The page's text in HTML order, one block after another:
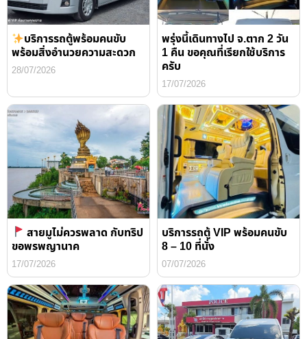
บริการรถตู้พร้อมคนขับ
พร้อมสิ่งอำนวยความสะดวก
28/07/2026
พรุ่งนี้เดินทางไป จ.ตาก 2 วัน
1 คืน ขอคุณที่เรียกใช้บริการ
ครับ
17/07/2026
สายมูไม่ควรพลาด กับทริป
ขอพรพญานาค
17/07/2026
บริการรถตู้ VIP พร้อมคนขับ
8 – 10 ที่นั่ง
07/07/2026